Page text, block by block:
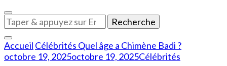
Vous
recherchiez
quelque
chose
Accueil Célébrités Quel âge a Chimène Badi ?
octobre 19, 2025octobre 19, 2025Célébrités